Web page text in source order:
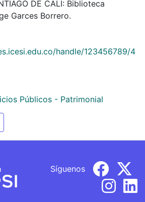
DE CALI: Biblioteca
Garces Borrero.
handle/123456789/4
Públicos - Patrimonial
Síguenos